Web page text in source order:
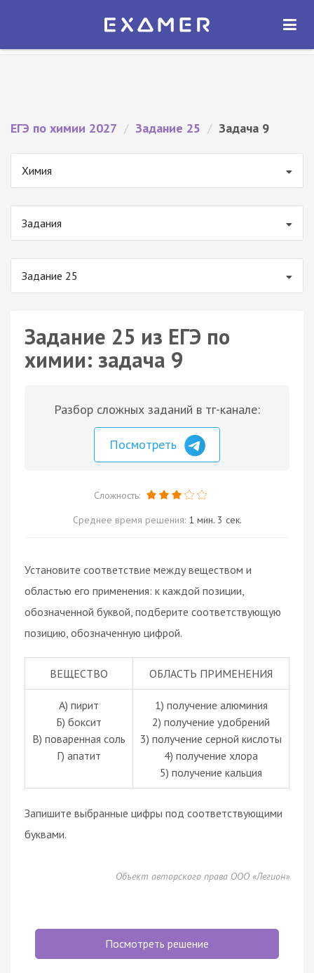
Экзамер — ЕГЭ 2027
ОТКРЫТЬ
ЕГЭ по химии 2027 / Задание 25 / Задача 9
Химия
Задания
Задание 25
Задание 25 из ЕГЭ по
химии: задача 9
Разбор сложных заданий в тг-канале:
Посмотреть
Сложность:
Среднее время решения: 1 мин. 3 сек.
Установите соответствие между веществом и
областью его применения: к каждой позиции,
обозначенной буквой, подберите соответствующую
позицию, обозначенную цифрой.
ВЕЩЕСТВО ОБЛАСТЬ ПРИМЕНЕНИЯ
А) пирит
Б) боксит
В) поваренная соль
Г) апатит
1) получение алюминия
2) получение удобрений
3) получение серной кислоты
4) получение хлора
5) получение кальция
Запишите выбранные цифры под соответствующими
буквами.
Объект авторского права ООО «Легион»
Посмотреть решение